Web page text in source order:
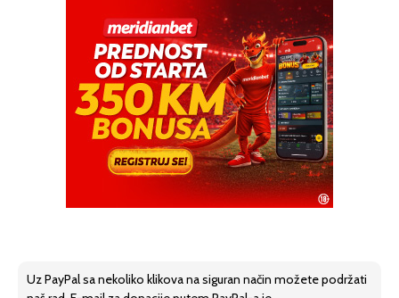
Uz PayPal sa nekoliko klikova na siguran način možete podržati